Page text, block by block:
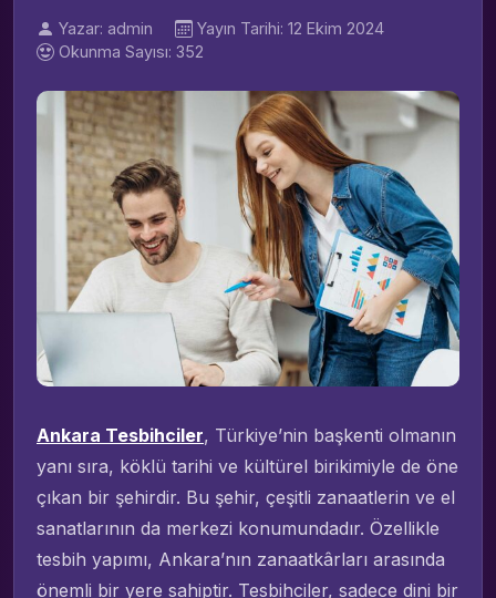
Yazar: admin
Yayın Tarihi: 12 Ekim 2024
Okunma Sayısı: 352
Ankara Tesbihciler, Türkiye’nin başkenti olmanın
yanı sıra, köklü tarihi ve kültürel birikimiyle de öne
çıkan bir şehirdir. Bu şehir, çeşitli zanaatlerin ve el
sanatlarının da merkezi konumundadır. Özellikle
tesbih yapımı, Ankara’nın zanaatkârları arasında
önemli bir yere sahiptir. Tesbihciler, sadece dini bir